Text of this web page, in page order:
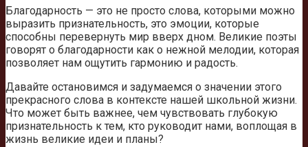
Благодарность — это не просто слова, которыми можно
выразить признательность, это эмоции, которые
способны перевернуть мир вверх дном. Великие поэты
говорят о благодарности как о нежной мелодии, которая
позволяет нам ощутить гармонию и радость.
Давайте остановимся и задумаемся о значении этого
прекрасного слова в контексте нашей школьной жизни.
Что может быть важнее, чем чувствовать глубокую
признательность к тем, кто руководит нами, воплощая в
жизнь великие идеи и планы?